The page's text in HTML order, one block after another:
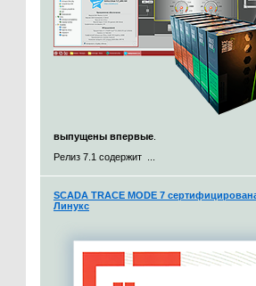
выпущены впервые
Релиз 7.1 содержит ...
SCADA TRACE MODE 7
Линукс